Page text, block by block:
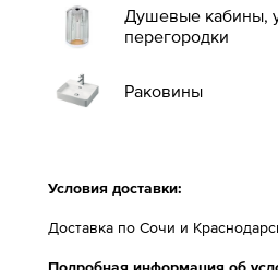
Душевые кабины,
перегородки
Раковины
Условия доставки:
Доставка по Сочи и